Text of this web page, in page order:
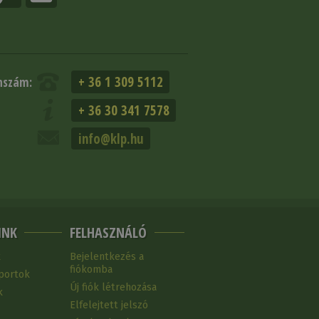
+ 36 1 309 5112
+ 36 30 341 7578
info@klp.hu
FELHASZNÁLÓ
Bejelentkezés a
fiókomba
Új fiók létrehozása
Elfelejtett jelszó